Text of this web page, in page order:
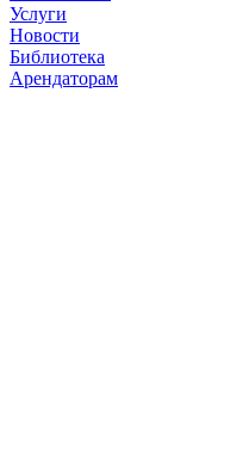
Услуги
Новости
Библиотека
Арендаторам